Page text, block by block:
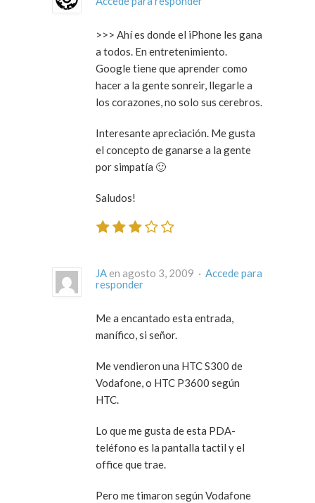
>>> Ahí es donde el iPhone les gana
a todos. En entretenimiento.
Google tiene que aprender como
hacer a la gente sonreir, llegarle a
los corazones, no solo sus cerebros.
Interesante apreciación. Me gusta
el concepto de ganarse a la gente
por simpatía 🙂
Saludos!
JA en agosto 3, 2009 · Accede para
responder
Me a encantado esta entrada,
manífico, si señor.
Me vendieron una HTC S300 de
Vodafone, o HTC P3600 según
HTC.
Lo que me gusta de esta PDA-
teléfono es la pantalla tactil y el
office que trae.
Pero me timaron según Vodafone